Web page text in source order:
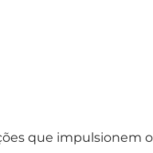
que impulsionem